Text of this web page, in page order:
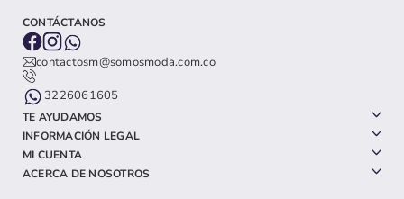
CONTÁCTANOS
contactosm@somosmoda.com.co
3226061605
TE AYUDAMOS
INFORMACIÓN LEGAL
MI CUENTA
ACERCA DE NOSOTROS